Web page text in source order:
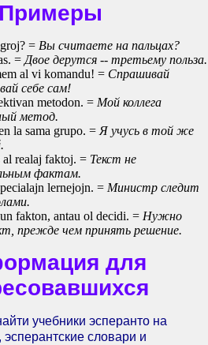
= Вы считаете на пальцах?
= Двое дерутся -- третьему польза.
al vi komandu! = Спрашивай
себе сам!
metodon. = Мой коллега
метод.
la sama grupo. = Я учусь в той же
al realaj faktoj. = Текст не
фактам.
lernejojn. = Министр следит
fakton, antau ol decidi. = Нужно
прежде чем принять решение.
для
учебники эсперанто на
эсперантские словари и